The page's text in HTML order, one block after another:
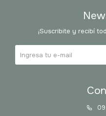
¡Suscribite y recibí